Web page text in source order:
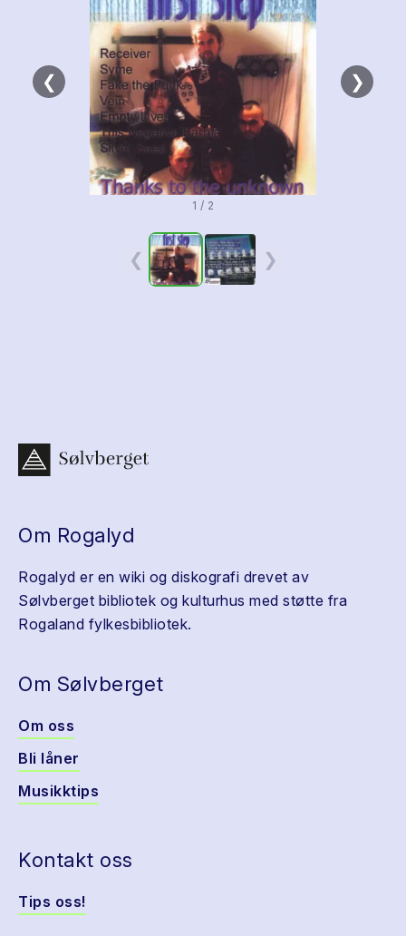
❮ ❯
1 / 2
❮ ❯
Om Rogalyd
Rogalyd er en wiki og diskografi drevet av
Sølvberget bibliotek og kulturhus med støtte fra
Rogaland fylkesbibliotek.
Om Sølvberget
Om oss
Bli låner
Musikktips
Kontakt oss
Tips oss!